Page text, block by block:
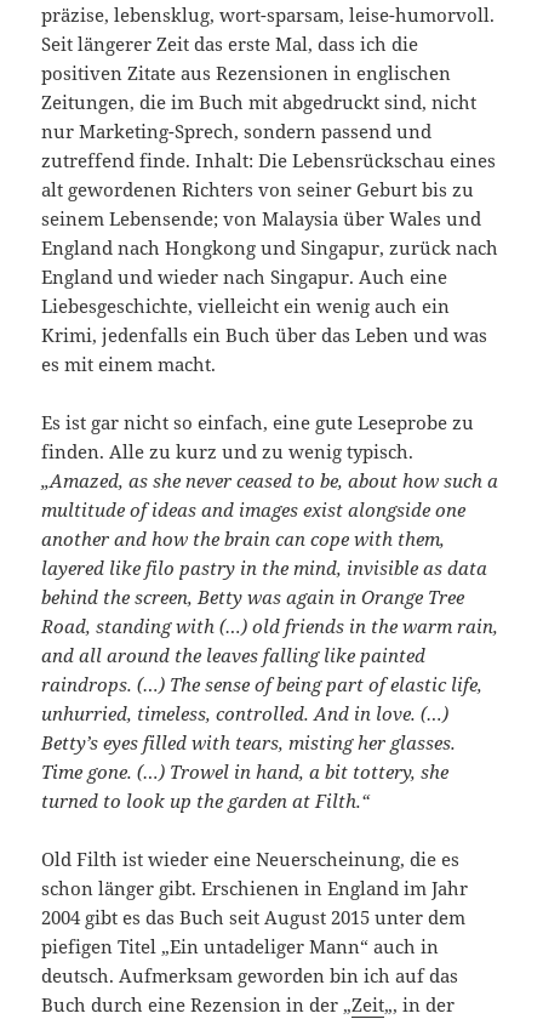
präzise, lebensklug, wort-sparsam, leise-humorvoll.
Seit längerer Zeit das erste Mal, dass ich die
positiven Zitate aus Rezensionen in englischen
Zeitungen, die im Buch mit abgedruckt sind, nicht
nur Marketing-Sprech, sondern passend und
zutreffend finde. Inhalt: Die Lebensrückschau eines
alt gewordenen Richters von seiner Geburt bis zu
seinem Lebensende; von Malaysia über Wales und
England nach Hongkong und Singapur, zurück nach
England und wieder nach Singapur. Auch eine
Liebesgeschichte, vielleicht ein wenig auch ein
Krimi, jedenfalls ein Buch über das Leben und was
es mit einem macht.
Es ist gar nicht so einfach, eine gute Leseprobe zu
finden. Alle zu kurz und zu wenig typisch.
„Amazed, as she never ceased to be, about how such a
multitude of ideas and images exist alongside one
another and how the brain can cope with them,
layered like filo pastry in the mind, invisible as data
behind the screen, Betty was again in Orange Tree
Road, standing with (…) old friends in the warm rain,
and all around the leaves falling like painted
raindrops. (…) The sense of being part of elastic life,
unhurried, timeless, controlled. And in love. (…)
Betty’s eyes filled with tears, misting her glasses.
Time gone. (…) Trowel in hand, a bit tottery, she
turned to look up the garden at Filth.“
Old Filth ist wieder eine Neuerscheinung, die es
schon länger gibt. Erschienen in England im Jahr
2004 gibt es das Buch seit August 2015 unter dem
piefigen Titel „Ein untadeliger Mann“ auch in
deutsch. Aufmerksam geworden bin ich auf das
Buch durch eine Rezension in der „Zeit„, in der